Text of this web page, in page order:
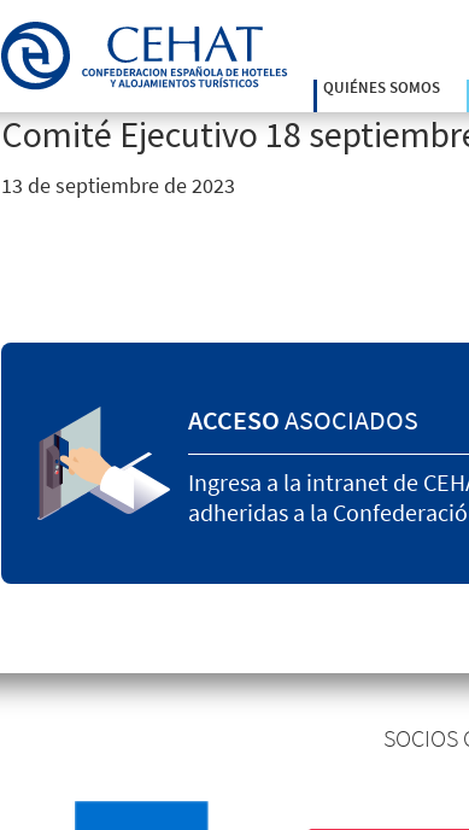
QUIÉNES SOMOS
Comité Ejecutivo 18
13 de septiembre de 2023
ACCESOASOCIADOS
Ingresa a la intranet de
adheridas a la
SOCIOS